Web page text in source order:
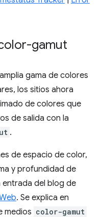
gamut
gama de colores
los sitios ahora
de colores que
de salida con la
.
de espacio de color,
y profundidad de
entrada del blog de
. Se explica en
medios color-gamut